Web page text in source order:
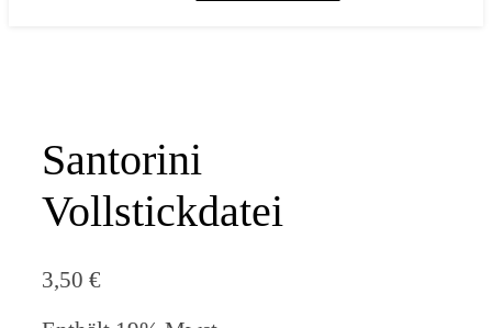
Santorini
Vollstickdatei
3,50 €